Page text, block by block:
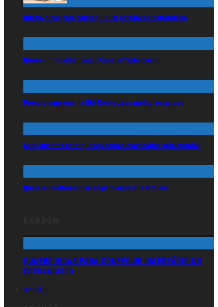
Quatro dicas para conseguir um estágio no estrangeiro
Queres ir trabalhar para o Canadá? Sabe como!
Procura emprego na UE? Conheça os melhores países
Sabe quantos portugueses somos espalhados pelo mundo?
Quais os melhores países para emigrar em 2014?
QUATRO DICAS PARA CONSEGUIR UM ESTÁGIO NO
ESTRANGEIRO
OPINIÃO